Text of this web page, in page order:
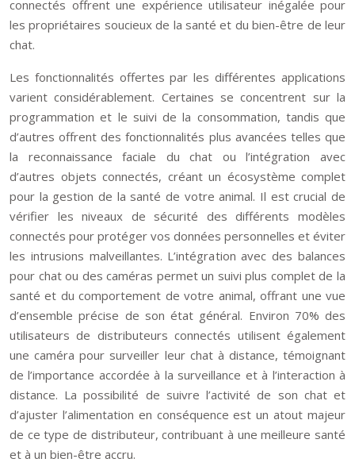
connectés offrent une expérience utilisateur inégalée pour
les propriétaires soucieux de la santé et du bien-être de leur
chat.
Les fonctionnalités offertes par les différentes applications
varient considérablement. Certaines se concentrent sur la
programmation et le suivi de la consommation, tandis que
d’autres offrent des fonctionnalités plus avancées telles que
la reconnaissance faciale du chat ou l’intégration avec
d’autres objets connectés, créant un écosystème complet
pour la gestion de la santé de votre animal. Il est crucial de
vérifier les niveaux de sécurité des différents modèles
connectés pour protéger vos données personnelles et éviter
les intrusions malveillantes. L’intégration avec des balances
pour chat ou des caméras permet un suivi plus complet de la
santé et du comportement de votre animal, offrant une vue
d’ensemble précise de son état général. Environ 70% des
utilisateurs de distributeurs connectés utilisent également
une caméra pour surveiller leur chat à distance, témoignant
de l’importance accordée à la surveillance et à l’interaction à
distance. La possibilité de suivre l’activité de son chat et
d’ajuster l’alimentation en conséquence est un atout majeur
de ce type de distributeur, contribuant à une meilleure santé
et à un bien-être accru.